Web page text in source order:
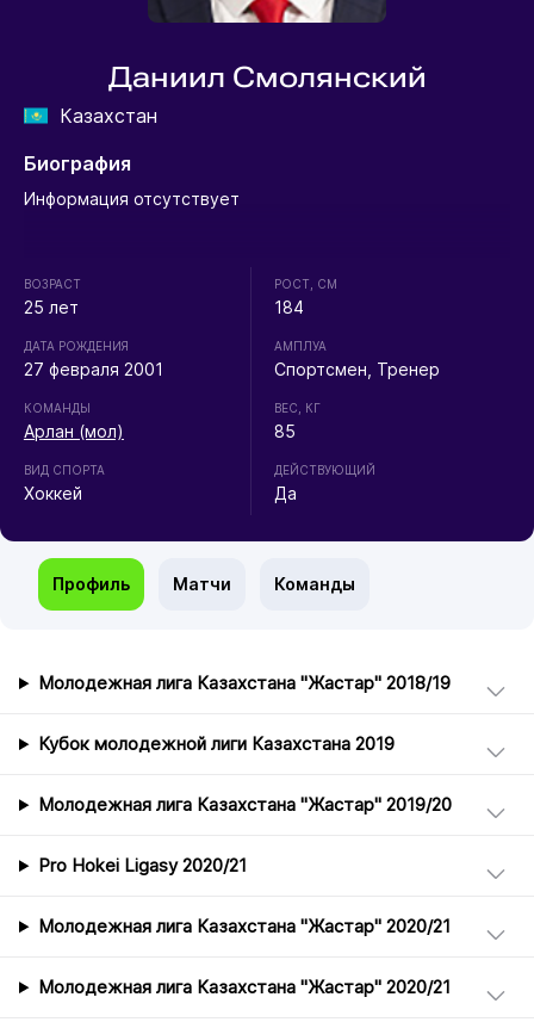
Даниил Смолянский
Казахстан
Биография
Информация отсутствует
ВОЗРАСТ
25 лет
ДАТА РОЖДЕНИЯ
27 февраля 2001
КОМАНДЫ
Арлан (мол)
ВИД СПОРТА
Хоккей
РОСТ, СМ
184
АМПЛУА
Спортсмен, Тренер
ВЕС, КГ
85
ДЕЙСТВУЮЩИЙ
Да
Профиль Матчи Команды
Молодежная лига Казахстана "Жастар" 2018/19
Кубок молодежной лиги Казахстана 2019
Молодежная лига Казахстана "Жастар" 2019/20
Pro Hokei Ligasy 2020/21
Молодежная лига Казахстана "Жастар" 2020/21
Молодежная лига Казахстана "Жастар" 2020/21